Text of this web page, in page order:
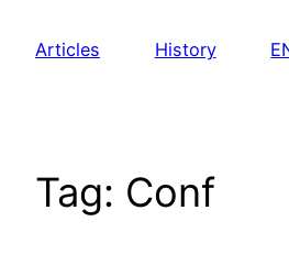
Articles History
Tag: Conf